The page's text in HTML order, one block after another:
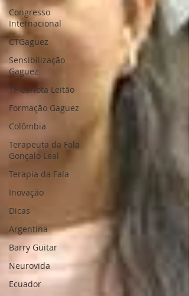
Congresso
Internacional
CTGaguez
Sensibilização
Gaguez
TF Carlota Leitão
Formação Gaguez
Colômbia
Terapeuta da Fala
Gonçalo Leal
Terapia da Fala
Inovação
Dicas
Argentina
Barry Guitar
Neurovida
Ecuador